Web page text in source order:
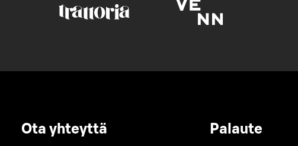
Ota yhteyttä Palaute